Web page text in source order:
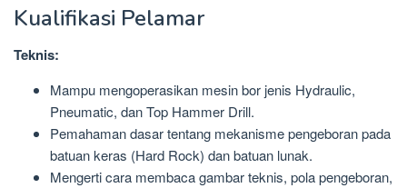
Kualifikasi Pelamar
Teknis:
Mampu mengoperasikan mesin bor jenis Hydraulic,
Pneumatic, dan Top Hammer Drill.
Pemahaman dasar tentang mekanisme pengeboran pada
batuan keras (Hard Rock) dan batuan lunak.
Mengerti cara membaca gambar teknis, pola pengeboran,